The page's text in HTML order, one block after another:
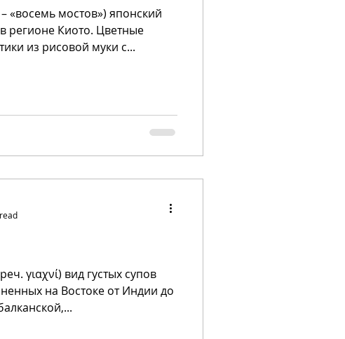
«восемь мостов») японский
регионе Киото. Цветные
из рисовой муки с...
γιαχνί) вид густых супов
на Востоке от Индии до